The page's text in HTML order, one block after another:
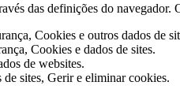
das definições do
Cookies e outros dados de
Cookies e dados de sites.
de websites.
sites, Gerir e eliminar cookies.